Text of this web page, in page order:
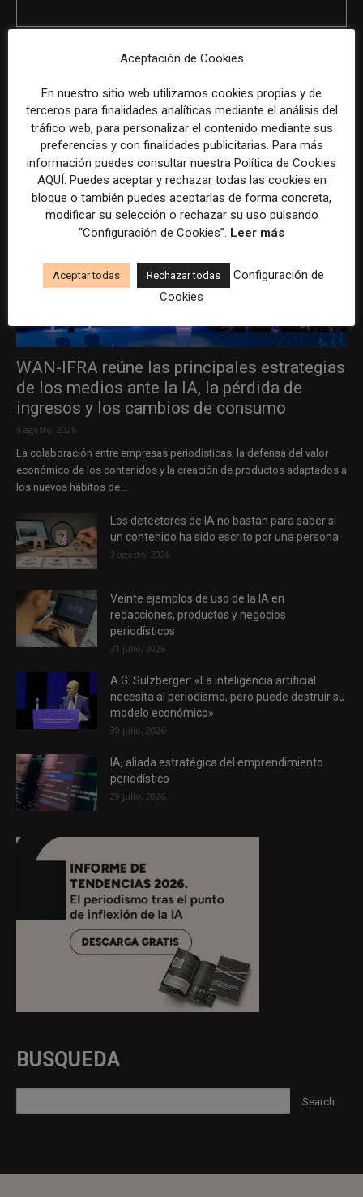
WAN-IFRA reúne las principales estrategias
de los medios ante la IA, la pérdida de
ingresos y los cambios de consumo
5 agosto, 2026
La colaboración entre empresas periodísticas, la defensa del valor
económico de los contenidos y la creación de productos adaptados a
los nuevos hábitos de...
Los detectores de IA no bastan para saber si
un contenido ha sido escrito por una persona
3 agosto, 2026
Veinte ejemplos de uso de la IA en
redacciones, productos y negocios
periodísticos
31 julio, 2026
A.G. Sulzberger: «La inteligencia artificial
necesita al periodismo, pero puede destruir su
modelo económico»
30 julio, 2026
IA, aliada estratégica del emprendimiento
periodístico
29 julio, 2026
BUSQUEDA
Aceptación de Cookies
En nuestro sitio web utilizamos cookies propias y de
terceros para finalidades analíticas mediante el análisis del
tráfico web, para personalizar el contenido mediante sus
preferencias y con finalidades publicitarias. Para más
información puedes consultar nuestra Política de Cookies
AQUÍ. Puedes aceptar y rechazar todas las cookies en
bloque o también puedes aceptarlas de forma concreta,
modificar su selección o rechazar su uso pulsando
“Configuración de Cookies”. Leer más
Aceptar todas Rechazar todas
Configuración de
Cookies